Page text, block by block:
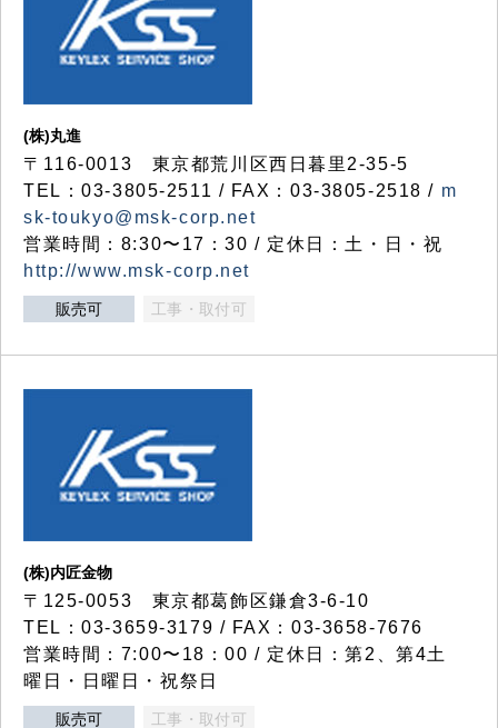
(株)丸進
〒116-0013 東京都荒川区西日暮里2-35-5
TEL：03-3805-2511 / FAX：03-3805-2518 / m
sk-toukyo@msk-corp.net
営業時間：8:30〜17：30 / 定休日：土・日・祝
http://www.msk-corp.net
販売可 工事・取付可
(株)内匠金物
〒125-0053 東京都葛飾区鎌倉3-6-10
TEL：03-3659-3179 / FAX：03-3658-7676
営業時間：7:00〜18：00 / 定休日：第2、第4土
曜日・日曜日・祝祭日
販売可 工事・取付可